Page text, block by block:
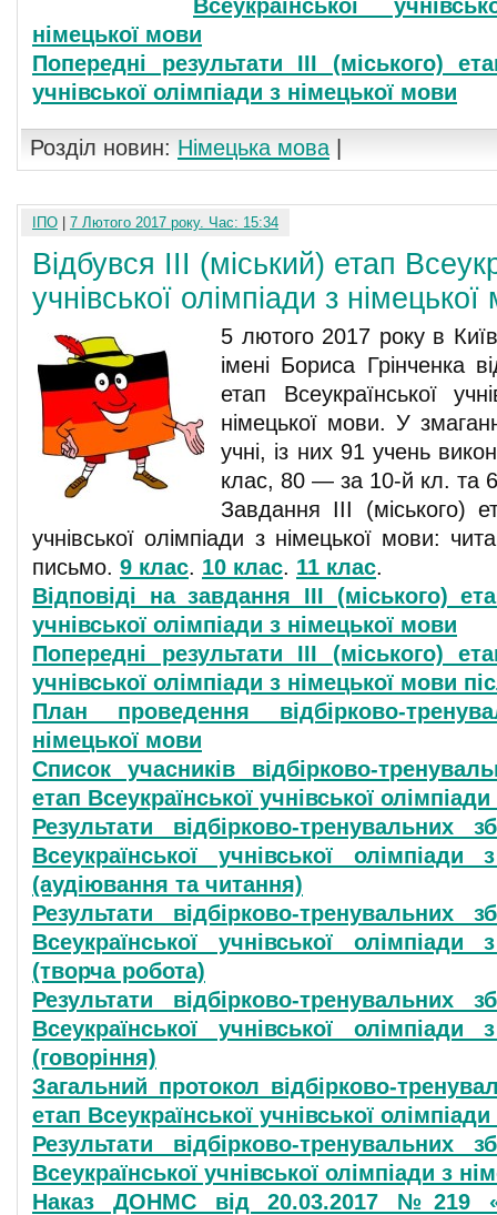
Всеукраїнської
німецької мови
Попередні результати ІІІ (міського)
учнівської олімпіади з німецької мови
Розділ новин: Німецька мова
ІПО 7 Лютого 2017 року. Час: 15:34
Відбувся ІІІ (міський) етап
учнівської олімпіади з
5 лютого 2017 року в
імені Бориса Грінченка
етап Всеукраїнської
німецької мови. У
учні, із них 91 учень
клас, 80 — за 10-й кл. та
Завдання ІІІ (міського)
учнівської олімпіади з німецької мови:
письмо. 9 клас. 10 клас. 11 клас.
Відповіді на завдання ІІІ (міського)
учнівської олімпіади з німецької мови
Попередні результати ІІІ (міського)
учнівської олімпіади з німецької мови
План проведення відбірково-
німецької мови
Список учасників відбірково-
етап Всеукраїнської учнівської
Результати відбірково-тренувальних
Всеукраїнської учнівської
(аудіювання та читання)
Результати відбірково-тренувальних
Всеукраїнської учнівської
(творча робота)
Результати відбірково-тренувальних
Всеукраїнської учнівської
(говоріння)
Загальний протокол відбірково-
етап Всеукраїнської учнівської
Результати відбірково-тренувальних
Всеукраїнської учнівської олімпіади з
Наказ ДОНМС від 20.03.2017 №219